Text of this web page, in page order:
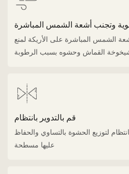
وتجنب أشعة الشمس المباشرة
الشمس المباشرة على الأريكة لمنع
القماش وحشوه بسبب الرطوبة
قم بالتدوير بانتظام
لتوزيع الحشوة بالتساوي والحفاظ
عليها مسطحة